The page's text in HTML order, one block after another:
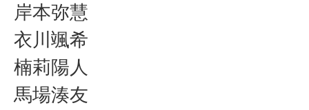
岸本弥慧
衣川颯希
楠莉陽人
馬場湊友